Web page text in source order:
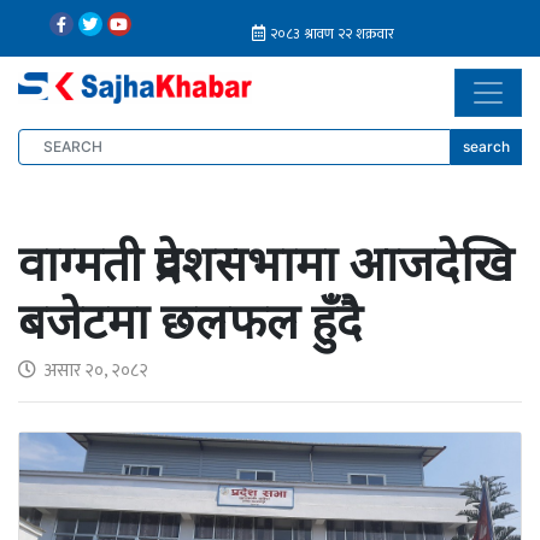
search
वाग्मती प्रदेशसभामा आजदेखि
बजेटमा छलफल हुँदै
असार २०, २०८२